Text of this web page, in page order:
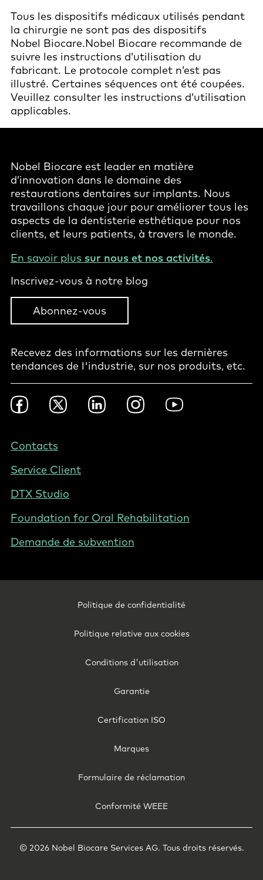
Tous les dispositifs médicaux utilisés pendant
la chirurgie ne sont pas des dispositifs
Nobel Biocare.Nobel Biocare recommande de
suivre les instructions d’utilisation du
fabricant. Le protocole complet n’est pas
illustré. Certaines séquences ont été coupées.
Veuillez consulter les instructions d’utilisation
applicables.
Nobel Biocare est leader en matière
d’innovation dans le domaine des
restaurations dentaires sur implants. Nous
travaillons chaque jour pour améliorer tous les
aspects de la dentisterie esthétique pour nos
clients, et leurs patients, à travers le monde.
En savoir plus sur nous et nos activités.
Inscrivez-vous à notre blog
Abonnez-vous
Recevez des informations sur les dernières
tendances de l'industrie, sur nos produits, etc.
Footer
Social
BE
FacebookTwitter LinkedInInstagramYouTube
Footer
Belgium
Contacts
Service Client
DTX Studio
Foundation for Oral Rehabilitation
Demande de subvention
Politique de confidentialité
Politique relative aux cookies
Conditions d'utilisation
Garantie
Certification ISO
Marques
Formulaire de réclamation
Conformité WEEE
© 2026 Nobel Biocare Services AG. Tous droits réservés.